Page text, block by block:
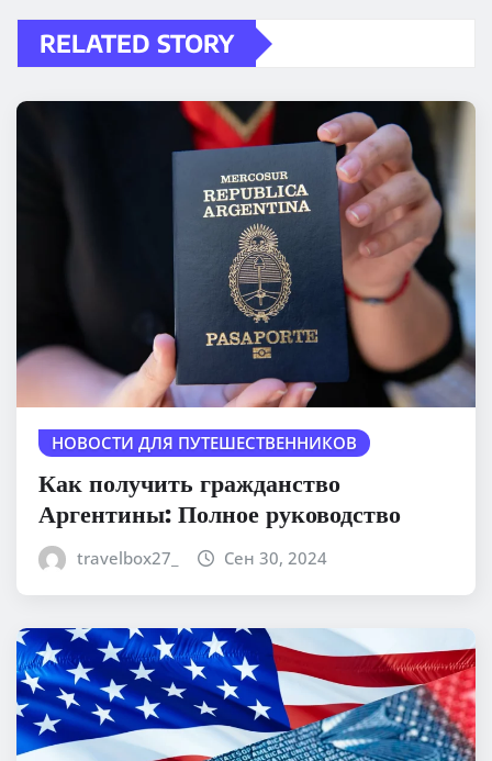
RELATED STORY
НОВОСТИ ДЛЯ ПУТЕШЕСТВЕННИКОВ
Как получить гражданство
Аргентины: Полное руководство
travelbox27_ Сен 30, 2024